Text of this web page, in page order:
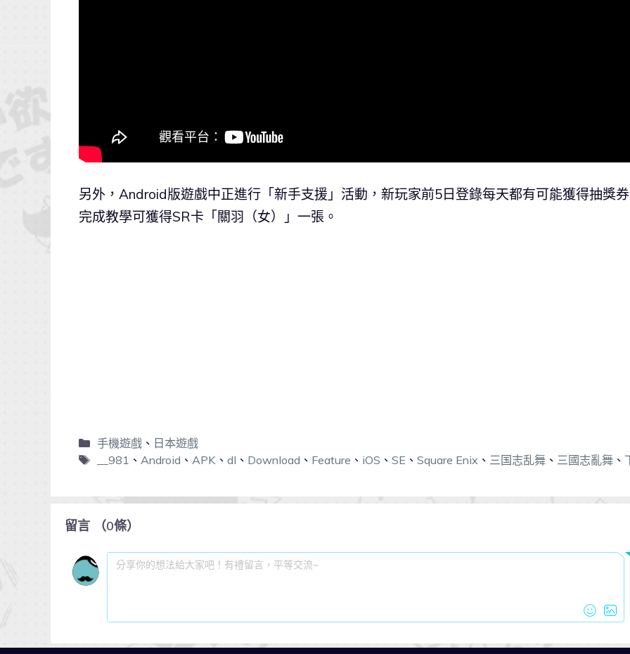
另外，Android版遊戲中正進行「新手支援」活動，新玩家前5日登錄每天都有可能獲得抽獎
完成教學可獲得SR卡「關羽（女）」一張。
手機遊戲、 日本遊戲
__981 、 Android 、 APK、 dl 、 Download 、 Feature 、 iOS 、 SE 、 Square Enix 、 三国志乱舞、 三國志亂舞、
留言 （0條）